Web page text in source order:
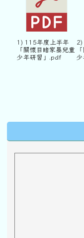
1) 115年度上半年
「關懷目睹家暴兒童
少年研習」.pdf
2)